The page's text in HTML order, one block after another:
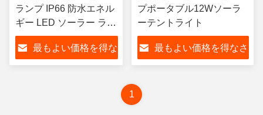
ランプ IP66 防水エネル
ギー LED ソーラー ライ
ト
最もよい価格を得な
プポータブル12Wソーラ
ーテントライト
最もよい価格を得なさ
1